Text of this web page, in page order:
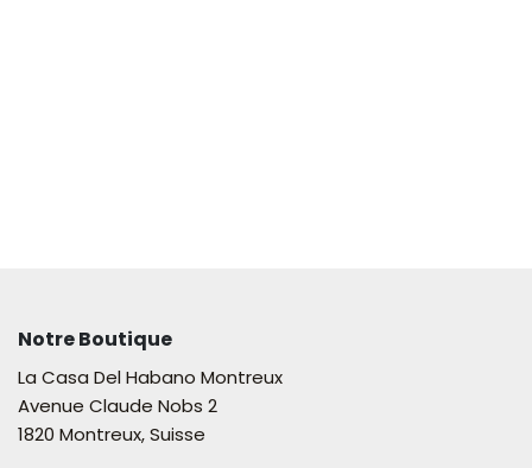
Notre Boutique
La Casa Del Habano Montreux
Avenue Claude Nobs 2
1820 Montreux, Suisse